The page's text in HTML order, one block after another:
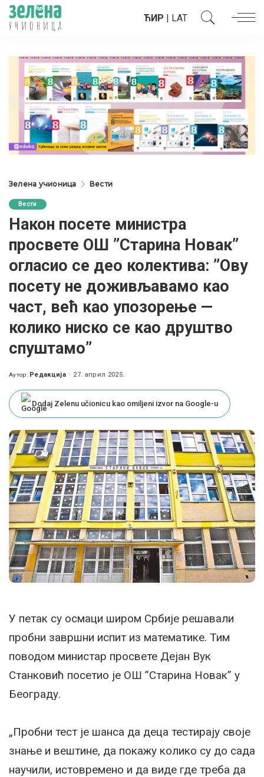
ЋИР | LAT
Зелена учионица Вести
Вести
Након посете министра
просвете ОШ ”Старина Новак”
огласио се део колектива: ”Ову
посету не доживљавамо као
част, већ као упозорење —
колико ниско се као друштво
спуштамо”
Posted
Аутор: Редакција 27. април 2025.
Dodaj Zelenu učionicu kao omiljeni izvor na Google-u
У петак су осмаци широм Србије решавали
пробни завршни испит из математике. Тим
поводом министар просвете Дејан Вук
Станковић посетио је ОШ ”Старина Новак” у
Београду.
„Пробни тест је шанса да деца тестирају своје
знање и вештине, да покажу колико су до сада
научили, истовремено и да виде где треба да